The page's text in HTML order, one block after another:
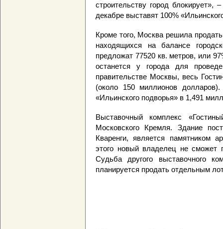
строительству город
декабре выставят 100%
Кроме того, Москва решила
находящихся на балансе
предложат 77520 кв. метров, или
останется у города для
правительстве Москвы, весь
(около 150 миллионов
«Ильинского подворья» в 1,491
Выставочный комплекс
Московского Кремля. Здание
Кваренги, является памятником
этого новый владелец не сможет
Судьба другого выставочного
планируется продать отдельным